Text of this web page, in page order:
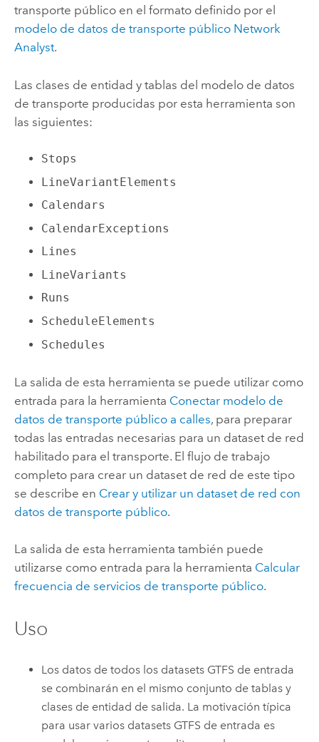
transporte público en el formato definido por el
modelo de datos de transporte público Network
Analyst.
Las clases de entidad y tablas del modelo de datos
de transporte producidas por esta herramienta son
las siguientes:
Stops
LineVariantElements
Calendars
CalendarExceptions
Lines
LineVariants
Runs
ScheduleElements
Schedules
La salida de esta herramienta se puede utilizar como
entrada para la herramienta Conectar modelo de
datos de transporte público a calles, para preparar
todas las entradas necesarias para un dataset de red
habilitado para el transporte. El flujo de trabajo
completo para crear un dataset de red de este tipo
se describe en Crear y utilizar un dataset de red con
datos de transporte público.
La salida de esta herramienta también puede
utilizarse como entrada para la herramienta Calcular
frecuencia de servicios de transporte público.
Uso
Los datos de todos los datasets GTFS de entrada
se combinarán en el mismo conjunto de tablas y
clases de entidad de salida. La motivación típica
para usar varios datasets GTFS de entrada es